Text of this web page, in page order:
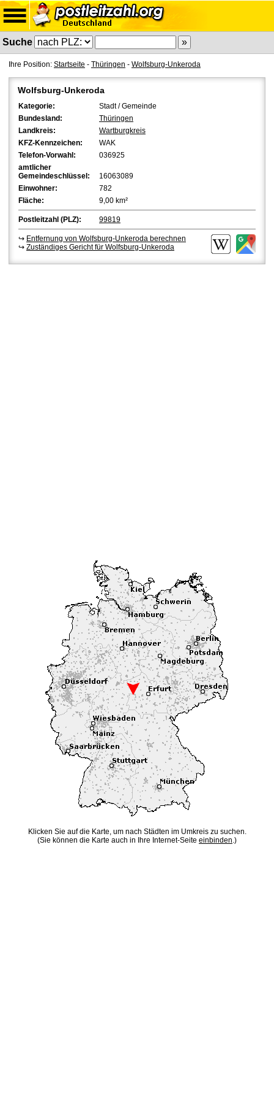
Suche
Ihre Position: Startseite - Thüringen - Wolfsburg-Unkeroda
Wolfsburg-Unkeroda
Kategorie:
Stadt / Gemeinde
Bundesland:
Thüringen
Landkreis:
Wartburgkreis
KFZ-Kennzeichen:
WAK
Telefon-Vorwahl:
036925
amtlicher
Gemeindeschlüssel:
16063089
Einwohner:
782
Fläche:
9,00 km²
Postleitzahl (PLZ): 99819
↪ Entfernung von Wolfsburg-Unkeroda berechnen
↪ Zuständiges Gericht für Wolfsburg-Unkeroda
Klicken Sie auf die Karte, um nach Städten im Umkreis zu suchen.
(Sie können die Karte auch in Ihre Internet-Seite einbinden.)